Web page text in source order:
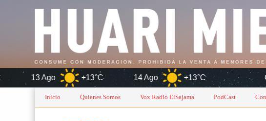
+13°C 14 Ago +13°C Oruro
Inicio Quienes Somos Vox Radio ElSajama PodCast